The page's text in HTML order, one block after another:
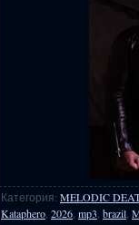
Категория: MELODIC
Kataphero 2026 mp3 brazil